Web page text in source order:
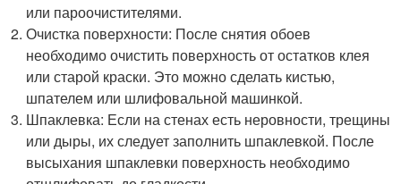
или пароочистителями.
Очистка поверхности: После снятия обоев
необходимо очистить поверхность от остатков клея
или старой краски. Это можно сделать кистью,
шпателем или шлифовальной машинкой.
Шпаклевка: Если на стенах есть неровности, трещины
или дыры, их следует заполнить шпаклевкой. После
высыхания шпаклевки поверхность необходимо